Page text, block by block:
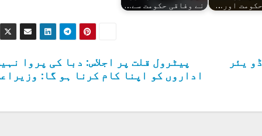
اور…
نے وفاقی حکومت سے…
پیٹرول قلت پر اجلاس: دبا کی پروا
اداروں کو اپنا کام کرنا ہو گا:
یئر